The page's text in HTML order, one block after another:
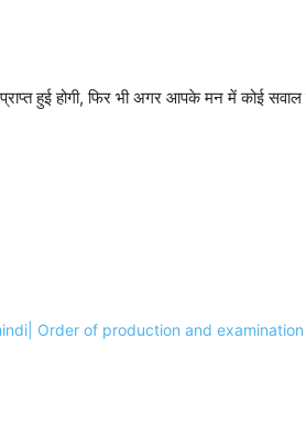
हुई होगी, फिर भी अगर आपके मन में कोई
in hindi| Order of production and